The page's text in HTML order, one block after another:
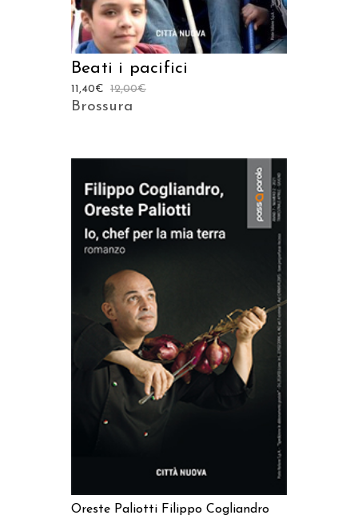
Beati i pacifici
12,00€
11,40€
Brossura
AGGIUNGI AL CARRELLO
Oreste Paliotti Filippo Cogliandro